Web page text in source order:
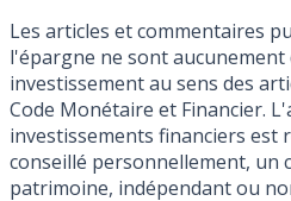
Les articles et commentaires
l'épargne ne sont aucunement
investissement au sens des
Code Monétaire et Financier.
investissements financiers est
conseillé personnellement, un
patrimoine, indépendant ou